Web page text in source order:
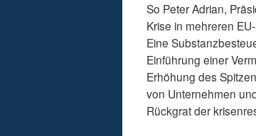
So Peter Ad­rian,
Krise in mehreren
Eine
Einführung einer
Erhöhung des
von Unternehmen
Rückgrat der